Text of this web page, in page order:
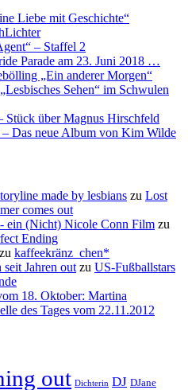
made by lesbians zu Lost
comes out
ein (Nicht) Nicole Conn Film zu
Ending
kaffeekränz_chen*
Jahren out zu US-Fußballstars
18. Oktober: Martina
des Tages vom 22.11.2012
out Dichterin DJ DJane